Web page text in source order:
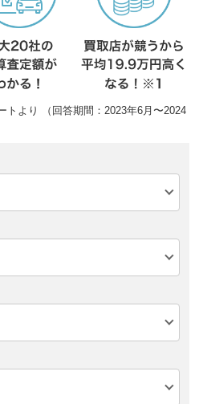
トより （回答期間：2023年6月〜2024